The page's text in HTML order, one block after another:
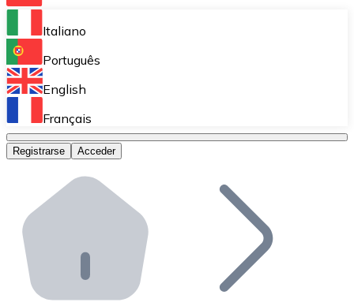
Bitnovo Ramp
Integra nuestra solución en tu plataforma.
Bitnovo Giftcards
Bitnovo OTC
Bitnovo ATM
Integra un ATM Bitnovo en tu negocio y permite que
Bitnovo API
Integra nuestra API en tu ecosistema.
Italiano
Português
English
Français
Registrarse Acceder